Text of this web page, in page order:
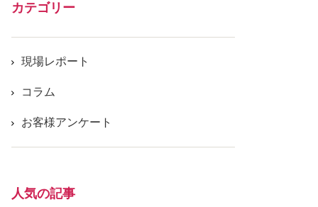
カテゴリー
現場レポート
コラム
お客様アンケート
人気の記事